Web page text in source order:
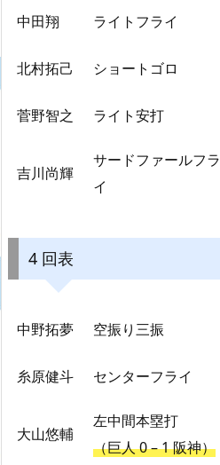
中田翔 ライトフライ
北村拓己 ショートゴロ
菅野智之 ライト安打
吉川尚輝
サードファールフラ
イ
4 回表
中野拓夢 空振り三振
糸原健斗 センターフライ
大山悠輔
左中間本塁打
（巨人 0 – 1 阪神）